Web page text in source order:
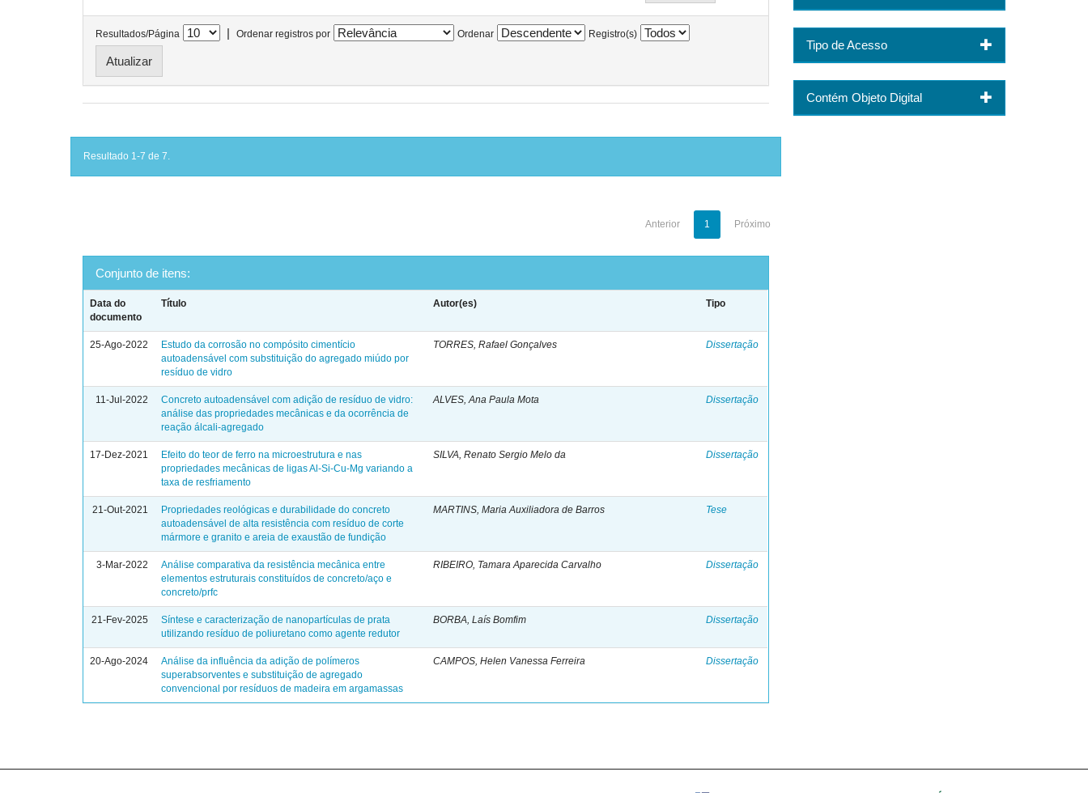
Resultados/Página | Ordenar registros por Ordenar Registro(s)
Resultado 1-7 de 7.
Anterior 1 Próximo
Conjunto de itens:
Data do
documento
Título Autor(es) Tipo
25-Ago-2022
Estudo da corrosão no compósito cimentício
autoadensável com substituição do agregado miúdo por
resíduo de vidro
TORRES, Rafael Gonçalves Dissertação
11-Jul-2022
Concreto autoadensável com adição de resíduo de vidro:
análise das propriedades mecânicas e da ocorrência de
reação álcali-agregado
ALVES, Ana Paula Mota Dissertação
17-Dez-2021
Efeito do teor de ferro na microestrutura e nas
propriedades mecânicas de ligas Al-Si-Cu-Mg variando a
taxa de resfriamento
SILVA, Renato Sergio Melo da Dissertação
21-Out-2021
Propriedades reológicas e durabilidade do concreto
autoadensável de alta resistência com resíduo de corte
mármore e granito e areia de exaustão de fundição
MARTINS, Maria Auxiliadora de Barros Tese
3-Mar-2022
Análise comparativa da resistência mecânica entre
elementos estruturais constituídos de concreto/aço e
concreto/prfc
RIBEIRO, Tamara Aparecida Carvalho Dissertação
21-Fev-2025
Síntese e caracterização de nanopartículas de prata
utilizando resíduo de poliuretano como agente redutor
BORBA, Laís Bomfim Dissertação
20-Ago-2024
Análise da influência da adição de polímeros
superabsorventes e substituição de agregado
convencional por resíduos de madeira em argamassas
CAMPOS, Helen Vanessa Ferreira Dissertação
Tipo de Acesso
Contém Objeto Digital